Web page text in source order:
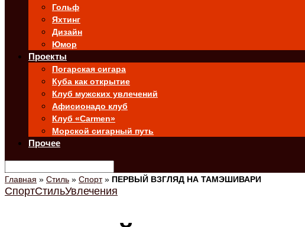
Гольф
Яхтинг
Дизайн
Юмор
Проекты
Погарская сигара
Куба как открытие
Клуб мужских увлечений
Афисионадо клуб
Клуб «Carmen»
Морской сигарный путь
Прочее
Главная » Стиль » Спорт» ПЕРВЫЙ ВЗГЛЯД НА ТАМЭШИВАРИ
СпортСтильУвлечения